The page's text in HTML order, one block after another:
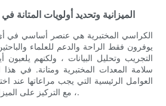
- الميزانية وتحديد أولويات المتانة
الكراسي المختبرية هي عنصر أساسي في
يوفرون فقط الراحة والدعم للعلماء
التجريب وتحليل البيانات ، ولكنهم
سلامة المعدات المختبرية ومتانة. في
العوامل الرئيسية التي يجب مراعاتها عند
، مع التركيز على الميزانية وتحديد أولويات المتانة.